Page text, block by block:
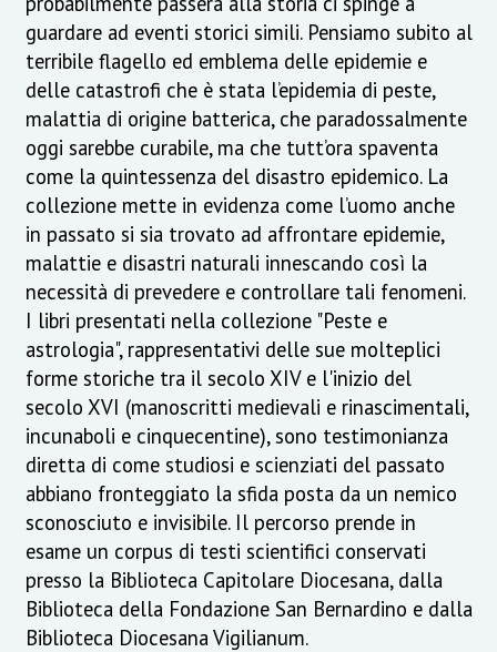
guardare ad eventi storici simili. Pensiamo subito al
terribile flagello ed emblema delle epidemie e
delle catastrofi che è stata l’epidemia di peste,
malattia di origine batterica, che paradossalmente
oggi sarebbe curabile, ma che tutt’ora spaventa
come la quintessenza del disastro epidemico. La
collezione mette in evidenza come l’uomo anche
in passato si sia trovato ad affrontare epidemie,
malattie e disastri naturali innescando così la
necessità di prevedere e controllare tali fenomeni.
I libri presentati nella collezione "Peste e
astrologia", rappresentativi delle sue molteplici
forme storiche tra il secolo XIV e l'inizio del
secolo XVI (manoscritti medievali e rinascimentali,
incunaboli e cinquecentine), sono testimonianza
diretta di come studiosi e scienziati del passato
abbiano fronteggiato la sfida posta da un nemico
sconosciuto e invisibile. Il percorso prende in
esame un corpus di testi scientifici conservati
presso la Biblioteca Capitolare Diocesana, dalla
Biblioteca della Fondazione San Bernardino e dalla
Biblioteca Diocesana Vigilianum.